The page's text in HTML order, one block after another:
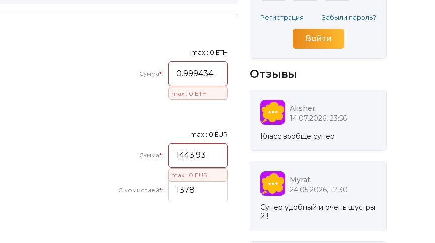
max.: 0 ETH
Сумма*:
max.: 0 ETH
max.: 0 EUR
Сумма*:
max.: 0 EUR
С комиссией*:
Регистрация Забыли пароль?
Отзывы
Alisher,
14.07.2026, 23:56
Класс вообще супер
Myrat,
24.05.2026, 12:30
Супер удобный и очень шустры
й !